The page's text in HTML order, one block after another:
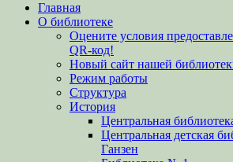
вверх
Главная
О библиотеке
Оцените условия
QR-код!
Новый сайт нашей
Режим работы
Структура
История
Центральная
Центральная детская
Ганзен